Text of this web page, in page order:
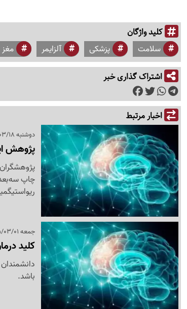
کلید واژگان
سلامت پزشکی آلزایمر مغز
اشتراک گذاری خبر
اخبار مرتبط
دوشنبه 1405/03/18 ساعت 06:00
پژوهش
پژوهشگران
چاپ
جمعه 1405/03/01 ساعت 12:53
کلید
باشد.